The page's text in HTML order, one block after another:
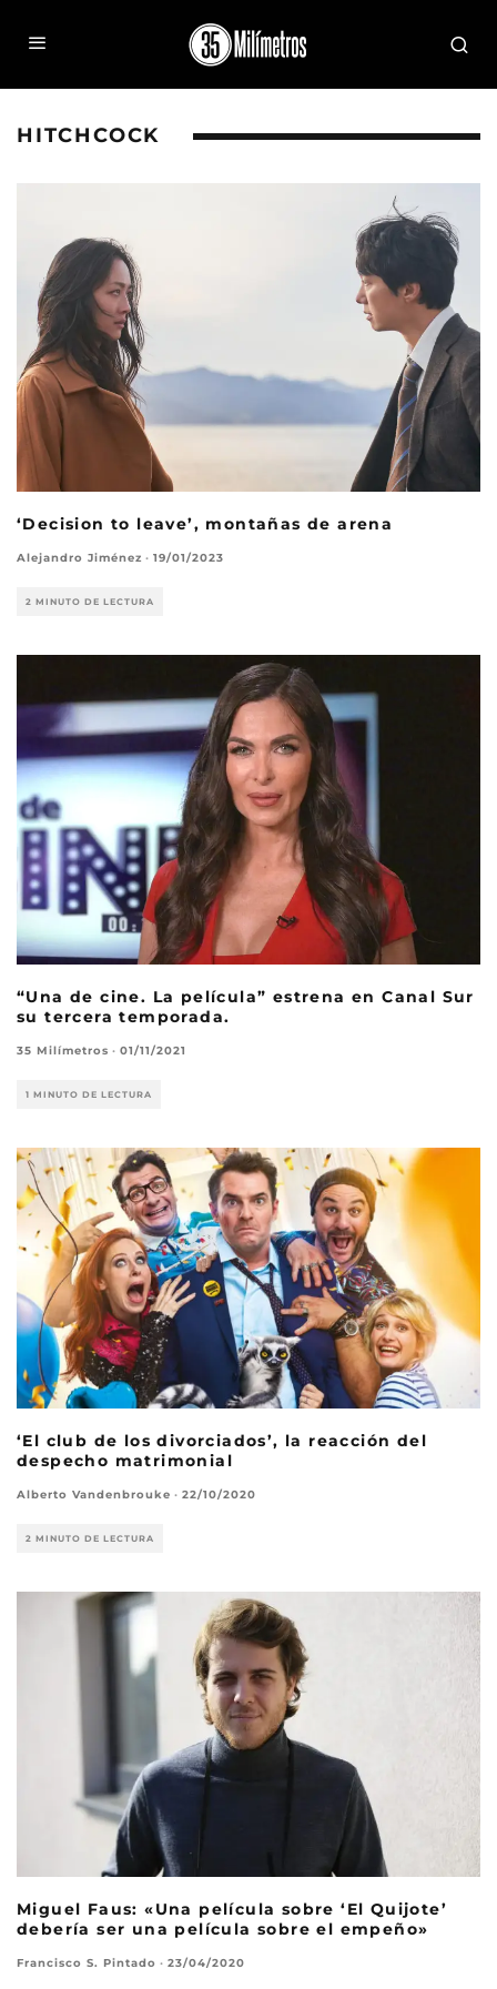
HITCHCOCK
‘Decision to leave’, montañas de arena
Alejandro Jiménez · 19/01/2023
2 MINUTO DE LECTURA
“Una de cine. La película” estrena en Canal Sur
su tercera temporada.
35 Milímetros · 01/11/2021
1 MINUTO DE LECTURA
‘El club de los divorciados’, la reacción del
despecho matrimonial
Alberto Vandenbrouke · 22/10/2020
2 MINUTO DE LECTURA
Miguel Faus: «Una película sobre ‘El Quijote’
debería ser una película sobre el empeño»
Francisco S. Pintado · 23/04/2020